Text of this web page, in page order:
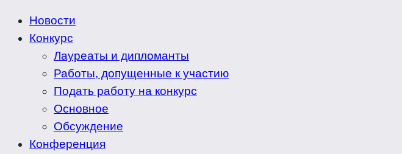
Новости
Конкурс
Лауреаты и дипломанты
Работы, допущенные к участию
Подать работу на конкурс
Основное
Обсуждение
Конференция